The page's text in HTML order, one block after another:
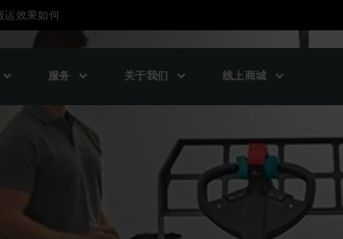
运效果如何
服务 关于我们 线上商城